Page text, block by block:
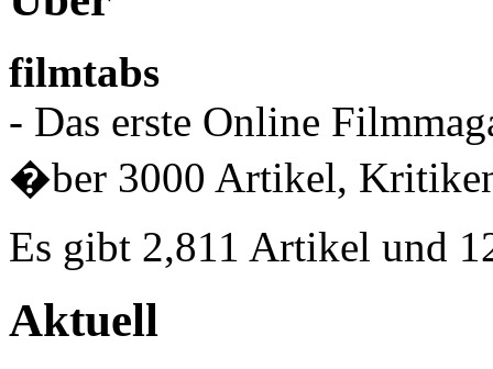
filmtabs
- Das erste Online
�ber 3000 Artikel,
Es gibt 2,811 Artikel und
Aktuell